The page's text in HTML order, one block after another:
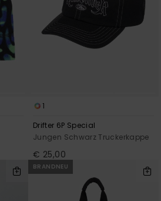
1
Drifter 6P Special
Jungen Schwarz Truckerkappe
€ 25,00
BRANDNEU